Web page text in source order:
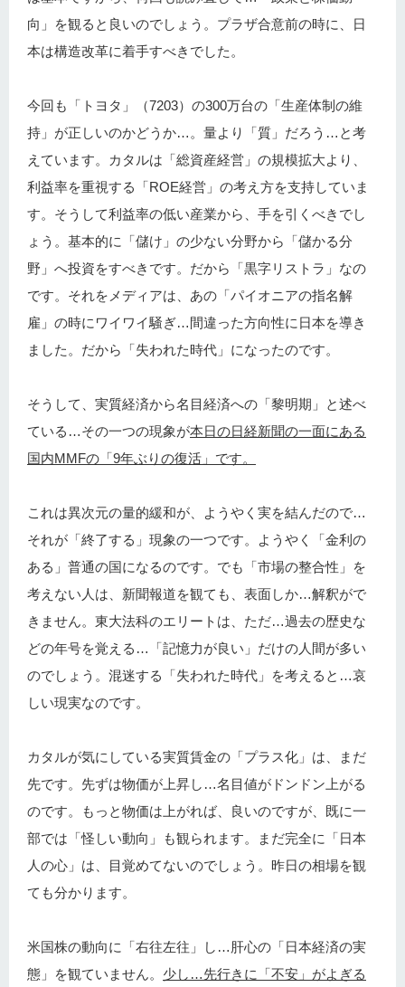
向」を観ると良いのでしょう。プラザ合意前の時に、日
本は構造改革に着手すべきでした。
今回も「トヨタ」（7203）の300万台の「生産体制の維
持」が正しいのかどうか…。量より「質」だろう…と考
えています。カタルは「総資産経営」の規模拡大より、
利益率を重視する「ROE経営」の考え方を支持していま
す。そうして利益率の低い産業から、手を引くべきでし
ょう。基本的に「儲け」の少ない分野から「儲かる分
野」へ投資をすべきです。だから「黒字リストラ」なの
です。それをメディアは、あの「パイオニアの指名解
雇」の時にワイワイ騒ぎ…間違った方向性に日本を導き
ました。だから「失われた時代」になったのです。
そうして、実質経済から名目経済への「黎明期」と述べ
ている…その一つの現象が本日の日経新聞の一面にある
国内MMFの「9年ぶりの復活」です。
これは異次元の量的緩和が、ようやく実を結んだので…
それが「終了する」現象の一つです。ようやく「金利の
ある」普通の国になるのです。でも「市場の整合性」を
考えない人は、新聞報道を観ても、表面しか…解釈がで
きません。東大法科のエリートは、ただ…過去の歴史な
どの年号を覚える…「記憶力が良い」だけの人間が多い
のでしょう。混迷する「失われた時代」を考えると…哀
しい現実なのです。
カタルが気にしている実質賃金の「プラス化」は、まだ
先です。先ずは物価が上昇し…名目値がドンドン上がる
のです。もっと物価は上がれば、良いのですが、既に一
部では「怪しい動向」も観られます。まだ完全に「日本
人の心」は、目覚めてないのでしょう。昨日の相場を観
ても分かります。
米国株の動向に「右往左往」し…肝心の「日本経済の実
態」を観ていません。 少し…先行きに「不安」がよぎる